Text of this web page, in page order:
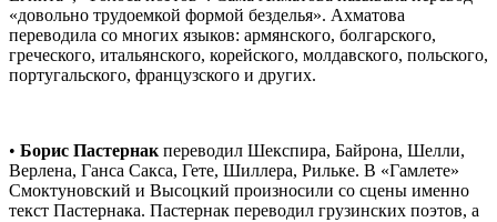
«довольно трудоемкой формой безделья». Ахматова
переводила со многих языков: армянского, болгарского,
греческого, итальянского, корейского, молдавского, польского,
португальского, французского и других.
• Борис Пастернак переводил Шекспира, Байрона, Шелли,
Верлена, Ганса Сакса, Гете, Шиллера, Рильке. В «Гамлете»
Смоктуновский и Высоцкий произносили со сцены именно
текст Пастернака. Пастернак переводил грузинских поэтов, а